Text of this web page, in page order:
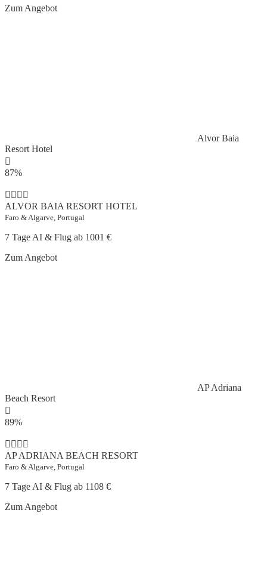
Zum Angebot
Alvor Baia
Resort Hotel
87%
ALVOR BAIA RESORT HOTEL
Faro & Algarve, Portugal
7 Tage AI & Flug ab 1001 €
Zum Angebot
AP Adriana
Beach Resort
89%
AP ADRIANA BEACH RESORT
Faro & Algarve, Portugal
7 Tage AI & Flug ab 1108 €
Zum Angebot